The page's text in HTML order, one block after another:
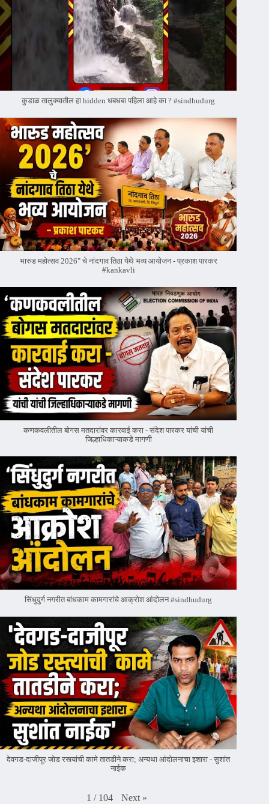
कुडाळ तालुक्यातील हा hidden धबधबा पहिला आहे का ? #sindhudurg
भारुड महोत्सव 2026" चे नांदगाव तिठा येथे भव्य आयोजन - प्रकाश पारकर
#kankavli
कणकवलीतील बोगस मतदारांवर‌ कारवाई करा - संदेश पारकर यांची यांची
जिल्हाधिकाऱ्याकडे मागणी
सिंधुदुर्ग नगरीत बांधकाम कामगारांचे आक्रोश आंदोलन #sindhudurg
देवगड-दाजीपूर जोड रस्त्यांची कामे तातडीने करा; अन्यथा आंदोलनाचा इशारा - सुशांत
नाईक
1 / 104 Next »